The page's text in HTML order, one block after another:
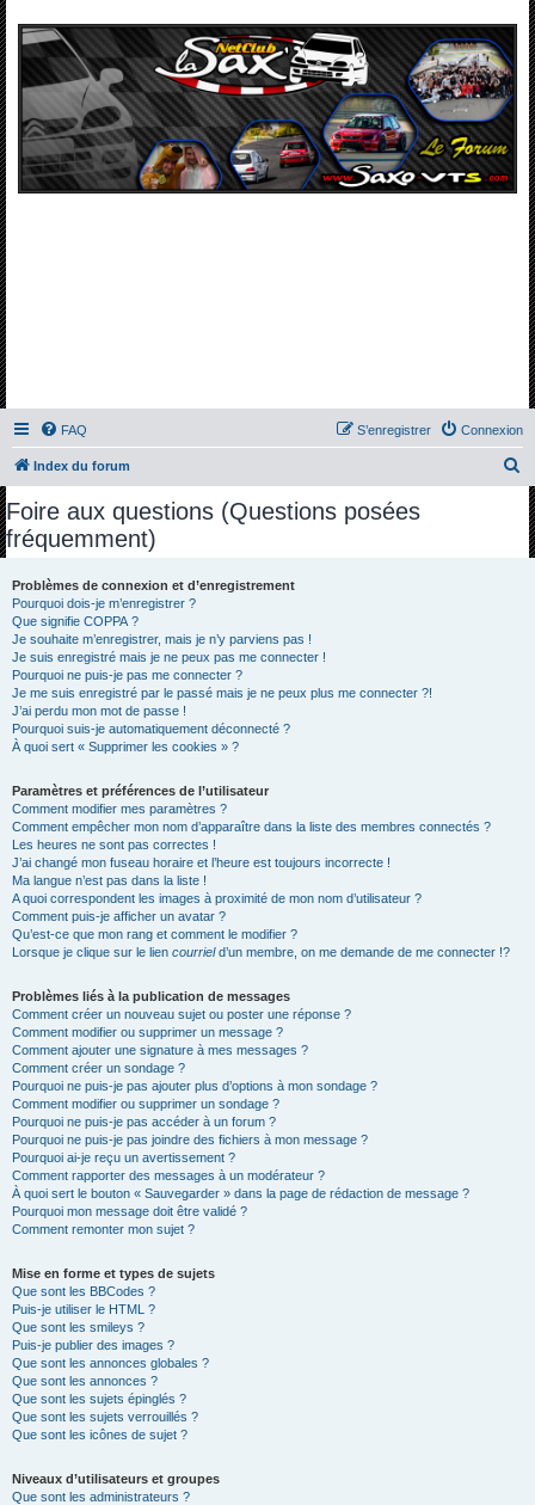
FAQ Connexion
S’enregistrer
Index du forum
Foire aux questions (Questions posées
fréquemment)
Problèmes de connexion et d’enregistrement
Pourquoi dois-je m’enregistrer ?
Que signifie COPPA ?
Je souhaite m’enregistrer, mais je n’y parviens pas !
Je suis enregistré mais je ne peux pas me connecter !
Pourquoi ne puis-je pas me connecter ?
Je me suis enregistré par le passé mais je ne peux plus me connecter ?!
J’ai perdu mon mot de passe !
Pourquoi suis-je automatiquement déconnecté ?
À quoi sert « Supprimer les cookies » ?
Paramètres et préférences de l’utilisateur
Comment modifier mes paramètres ?
Comment empêcher mon nom d’apparaître dans la liste des membres connectés ?
Les heures ne sont pas correctes !
J’ai changé mon fuseau horaire et l’heure est toujours incorrecte !
Ma langue n’est pas dans la liste !
A quoi correspondent les images à proximité de mon nom d’utilisateur ?
Comment puis-je afficher un avatar ?
Qu’est-ce que mon rang et comment le modifier ?
Lorsque je clique sur le lien courrield’un membre, on me demande de me connecter !?
Problèmes liés à la publication de messages
Comment créer un nouveau sujet ou poster une réponse ?
Comment modifier ou supprimer un message ?
Comment ajouter une signature à mes messages ?
Comment créer un sondage ?
Pourquoi ne puis-je pas ajouter plus d’options à mon sondage ?
Comment modifier ou supprimer un sondage ?
Pourquoi ne puis-je pas accéder à un forum ?
Pourquoi ne puis-je pas joindre des fichiers à mon message ?
Pourquoi ai-je reçu un avertissement ?
Comment rapporter des messages à un modérateur ?
À quoi sert le bouton « Sauvegarder » dans la page de rédaction de message ?
Pourquoi mon message doit être validé ?
Comment remonter mon sujet ?
Mise en forme et types de sujets
Que sont les BBCodes ?
Puis-je utiliser le HTML ?
Que sont les smileys ?
Puis-je publier des images ?
Que sont les annonces globales ?
Que sont les annonces ?
Que sont les sujets épinglés ?
Que sont les sujets verrouillés ?
Que sont les icônes de sujet ?
Niveaux d’utilisateurs et groupes
Que sont les administrateurs ?